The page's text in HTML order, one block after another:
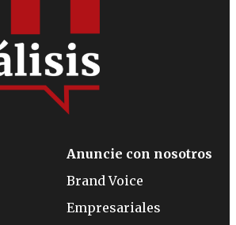
Anuncie con nosotros
Brand Voice
Empresariales